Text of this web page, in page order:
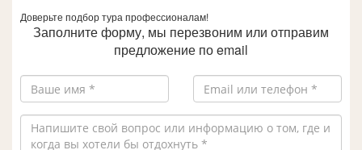
Доверьте подбор тура профессионалам!
Заполните форму, мы перезвоним или отправим
предложение по email